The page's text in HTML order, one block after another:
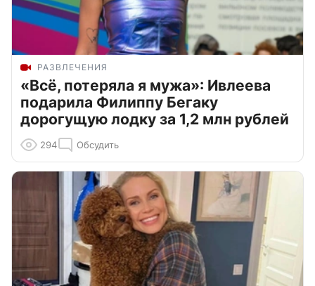
РАЗВЛЕЧЕНИЯ
«Всё, потеряла я мужа»: Ивлеева
подарила Филиппу Бегаку
дорогущую лодку за 1,2 млн рублей
294 Обсудить